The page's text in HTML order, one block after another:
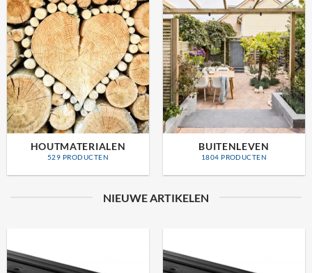
BOUWMATERIALEN PLAATMATERIALEN
62 PRODUCTEN
NIEUWE ARTIKELEN